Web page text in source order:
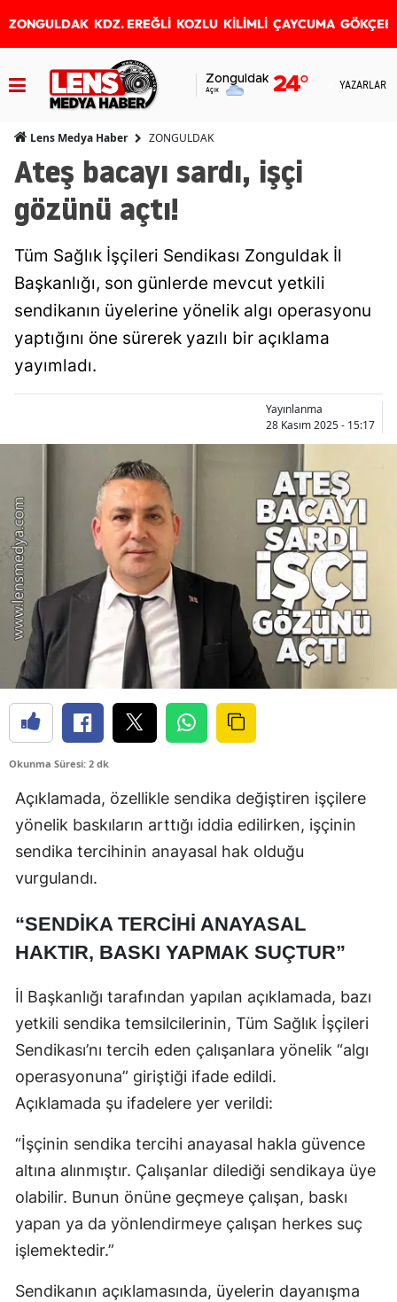
ZONGULDAK KDZ. EREĞLİ KOZLU KİLİMLİ ÇAYCUMA
Zonguldak
Açık 24° YAZARLAR
Lens Medya Haber ZONGULDAK
Ateş bacayı sardı, işçi
gözünü açtı!
Tüm Sağlık İşçileri Sendikası Zonguldak İl
Başkanlığı, son günlerde mevcut yetkili
sendikanın üyelerine yönelik algı operasyonu
yaptığını öne sürerek yazılı bir açıklama
yayımladı.
Yayınlanma
28 Kasım 2025 - 15:17
Okunma Süresi: 2 dk
Açıklamada, özellikle sendika değiştiren işçilere
yönelik baskıların arttığı iddia edilirken, işçinin
sendika tercihinin anayasal hak olduğu
vurgulandı.
“SENDİKA TERCİHİ ANAYASAL
HAKTIR, BASKI YAPMAK SUÇTUR”
İl Başkanlığı tarafından yapılan açıklamada, bazı
yetkili sendika temsilcilerinin, Tüm Sağlık İşçileri
Sendikası’nı tercih eden çalışanlara yönelik “algı
operasyonuna” giriştiği ifade edildi.
Açıklamada şu ifadelere yer verildi:
“İşçinin sendika tercihi anayasal hakla güvence
altına alınmıştır. Çalışanlar dilediği sendikaya üye
olabilir. Bunun önüne geçmeye çalışan, baskı
yapan ya da yönlendirmeye çalışan herkes suç
işlemektedir.”
Sendikanın açıklamasında, üyelerin dayanışma